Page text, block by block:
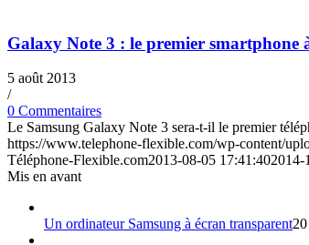
Galaxy Note 3 : le premier smartphone
5 août 2013
/
0 Commentaires
Le Samsung Galaxy Note 3 sera-t-il le premier
https://www.telephone-flexible.com/wp-content/
Téléphone-Flexible.com2013-08-05 17:41:402014-
Mis en avant
Un ordinateur Samsung à écran transparent